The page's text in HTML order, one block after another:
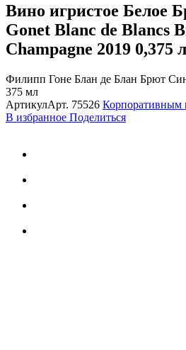
Вино игристое Белое
Gonet Blanc de Blancs
Champagne 2019 0,375 л
Филипп Гоне Блан де Блан Брют
375 мл
АртикулАрт. 75526 Корпоративным
В избранное Поделиться